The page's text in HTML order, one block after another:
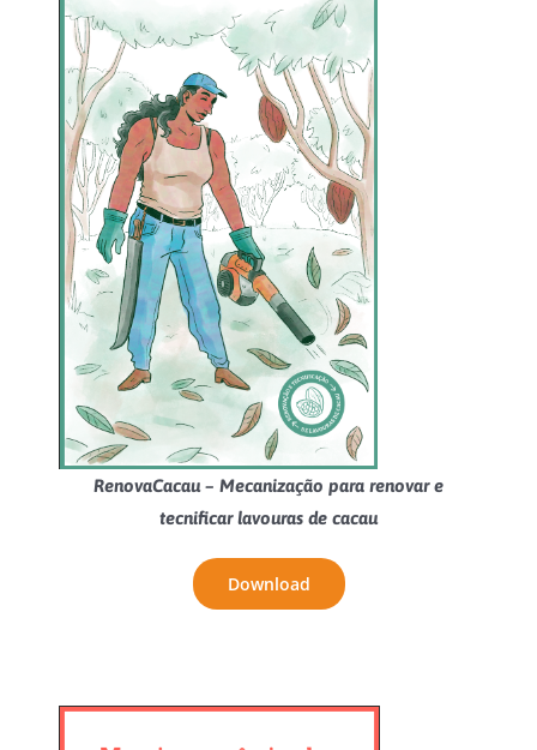
RenovaCacau – Mecanização para renovar e
tecnificar lavouras de cacau
Download